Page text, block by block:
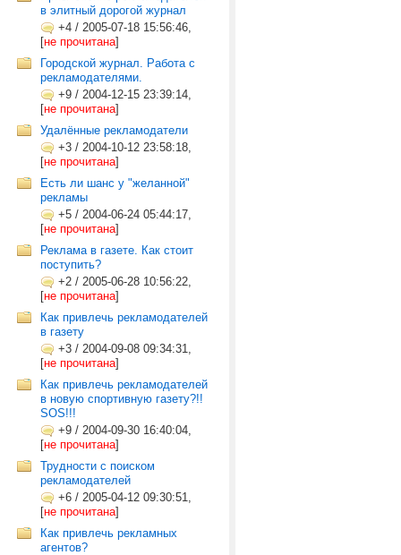
в элитный дорогой журнал
+4 / 2005-07-18 15:56:46,
[не прочитана]
Городской журнал. Работа с
рекламодателями.
+9 / 2004-12-15 23:39:14,
[не прочитана]
Удалённые рекламодатели
+3 / 2004-10-12 23:58:18,
[не прочитана]
Есть ли шанс у "желанной"
рекламы
+5 / 2004-06-24 05:44:17,
[не прочитана]
Реклама в газете. Как стоит
поступить?
+2 / 2005-06-28 10:56:22,
[не прочитана]
Как привлечь рекламодателей
в газету
+3 / 2004-09-08 09:34:31,
[не прочитана]
Как привлечь рекламодателей
в новую спортивную газету?!!
SOS!!!
+9 / 2004-09-30 16:40:04,
[не прочитана]
Трудности с поиском
рекламодателей
+6 / 2005-04-12 09:30:51,
[не прочитана]
Как привлечь рекламных
агентов?